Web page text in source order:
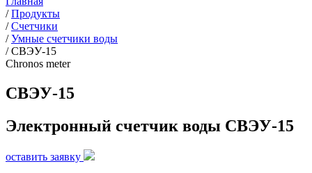
/ Продукты
/ Счетчики
/ Умные счетчики воды
/ СВЭУ-15
Chronos meter
СВЭУ-15
Электронный счетчик воды СВЭУ-15
оставить заявку